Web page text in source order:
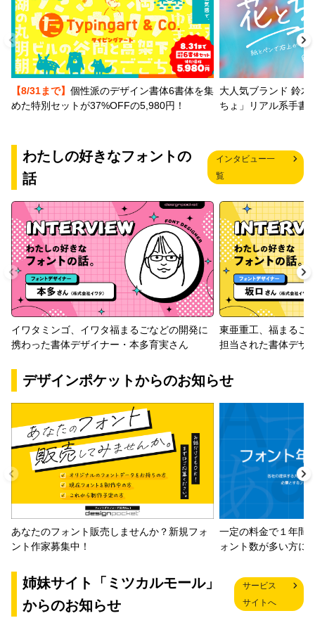
【8/31まで】 個性派のデザイン書体6書体を集
めた特別セットが37%OFFの5,980円！
大人気ブランド 鈴木
ちょ」リアル系手書
わたしの好きなフォントの
話
インタビュー一
覧
イワタミンゴ、イワタ福まるごなどの開発に
携わった書体デザイナー・本多育実さん
東亜重工、福まるご
担当された書体デザ
デザインポケットからのお知らせ
あなたのフォント販売しませんか？新規フォ
ント作家募集中！
一定の料金で１年間
ォント数が多い方に
姉妹サイト「ミツカルモール」
からのお知らせ
サービス
サイトへ